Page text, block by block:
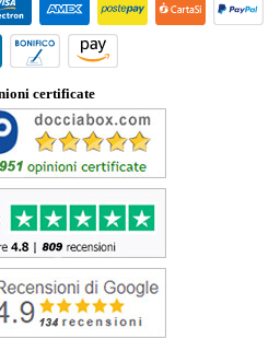
certificate